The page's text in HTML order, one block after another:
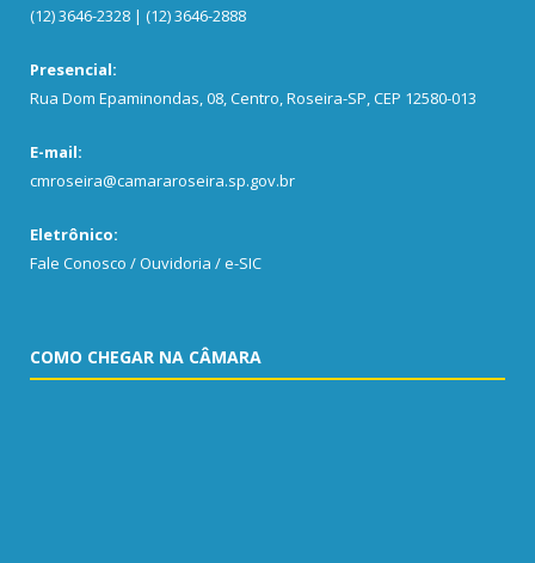
(12) 3646-2328 | (12) 3646-2888
Presencial:
Rua Dom Epaminondas, 08, Centro, Roseira-SP, CEP 12580-013
E-mail:
cmroseira@camararoseira.sp.gov.br
Eletrônico:
Fale Conosco / Ouvidoria / e-SIC
COMO CHEGAR NA CÂMARA